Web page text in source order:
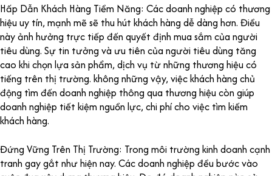
Hấp Dẫn Khách Hàng Tiềm Năng: Các doanh nghiệp có thương
hiệu uy tín, mạnh mẽ sẽ thu hút khách hàng dễ dàng hơn. Điều
này ảnh hưởng trực tiếp đến quyết định mua sắm của người
tiêu dùng. Sự tin tưởng và ưu tiên của người tiêu dùng tăng
cao khi chọn lựa sản phẩm, dịch vụ từ những thương hiệu có
tiếng trên thị trường. không những vậy, việc khách hàng chủ
động tìm đến doanh nghiệp thông qua thương hiệu còn giúp
doanh nghiệp tiết kiệm nguồn lực, chi phí cho việc tìm kiếm
khách hàng.
Đứng Vững Trên Thị Trường: Trong môi trường kinh doanh cạnh
tranh gay gắt như hiện nay. Các doanh nghiệp đều bước vào